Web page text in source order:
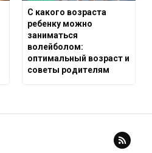
С какого возраста
ребенку можно
заниматься
волейболом:
оптимальный возраст и
советы родителям